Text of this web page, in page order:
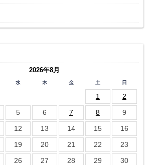
2026年8月
水 木 金 土 日
1
2
5 6 7 8
9
12 13 14 15
16
19 20 21 22
23
26 27 28 29
30